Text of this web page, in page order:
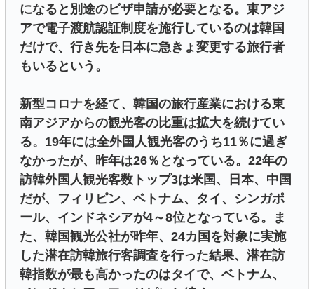
になると別途のビザ申請が必要となる。東アジ
アで電子渡航認証制度を施行しているのは韓国
だけで、行き先を日本に急きょ変更する旅行者
もいるという。
新型コロナを経て、韓国の旅行産業における東
南アジアからの観光客の比重は拡大を続けてい
る。19年には全外国人観光客のうち11％に過ぎ
なかったが、昨年は26％となっている。22年の
訪韓外国人観光客数トップ3は米国、日本、中国
だが、フィリピン、ベトナム、タイ、シンガポ
ール、インドネシアが4～8位となっている。ま
た、韓国観光公社が昨年、24カ国を対象に実施
した潜在訪韓旅行客調査を行った結果、潜在訪
韓指数が最も高かったのはタイで、ベトナム、